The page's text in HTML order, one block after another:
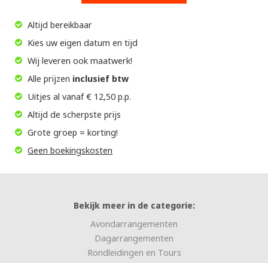
Altijd bereikbaar
Kies uw eigen datum en tijd
Wij leveren ook maatwerk!
Alle prijzen inclusief btw
Uitjes al vanaf € 12,50 p.p.
Altijd de scherpste prijs
Grote groep = korting!
Geen boekingskosten
Bekijk meer in de categorie:
Avondarrangementen
Dagarrangementen
Rondleidingen en Tours